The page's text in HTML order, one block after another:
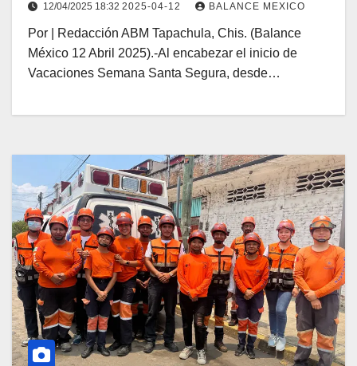
12/04/2025 18:32 2025-04-12 BALANCE MEXICO
Por | Redacción ABM Tapachula, Chis. (Balance
México 12 Abril 2025).-Al encabezar el inicio de
Vacaciones Semana Santa Segura, desde…